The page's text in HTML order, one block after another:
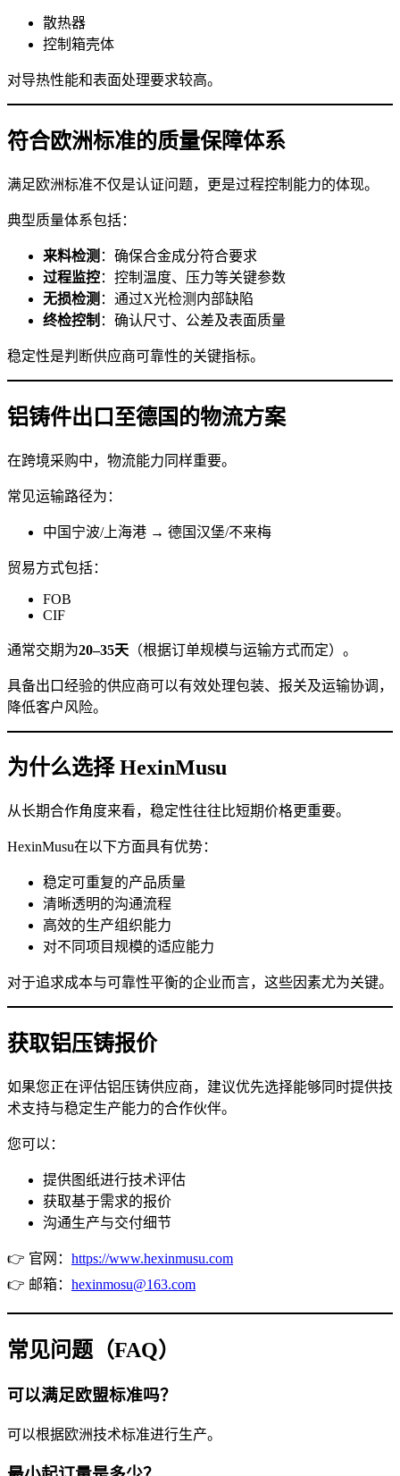
散热器
控制箱壳体
对导热性能和表面处理要求较高。
符合欧洲标准的质量保障体系
满足欧洲标准不仅是认证问题，更是过程控制能力的体现。
典型质量体系包括：
来料检测 ：确保合金成分符合要求
过程监控：控制温度、压力等关键参数
无损检测 ：通过X光检测内部缺陷
终检控制 ：确认尺寸、公差及表面质量
稳定性是判断供应商可靠性的关键指标。
铝铸件出口至德国的物流方案
在跨境采购中，物流能力同样重要。
常见运输路径为：
中国宁波/上海港 → 德国汉堡/不来梅
贸易方式包括：
FOB
CIF
通常交期为20–35天 （根据订单规模与运输方式而定）。
具备出口经验的供应商可以有效处理包装、报关及运输协调，
降低客户风险。
为什么选择 HexinMusu
从长期合作角度来看，稳定性往往比短期价格更重要。
HexinMusu在以下方面具有优势：
稳定可重复的产品质量
清晰透明的沟通流程
高效的生产组织能力
对不同项目规模的适应能力
对于追求成本与可靠性平衡的企业而言，这些因素尤为关键。
获取铝压铸报价
如果您正在评估铝压铸供应商，建议优先选择能够同时提供技
术支持与稳定生产能力的合作伙伴。
您可以：
提供图纸进行技术评估
获取基于需求的报价
沟通生产与交付细节
👉 官网： https://www.hexinmusu.com
👉 邮箱： hexinmosu@163.com
常见问题（FAQ）
可以满足欧盟标准吗？
可以根据欧洲技术标准进行生产。